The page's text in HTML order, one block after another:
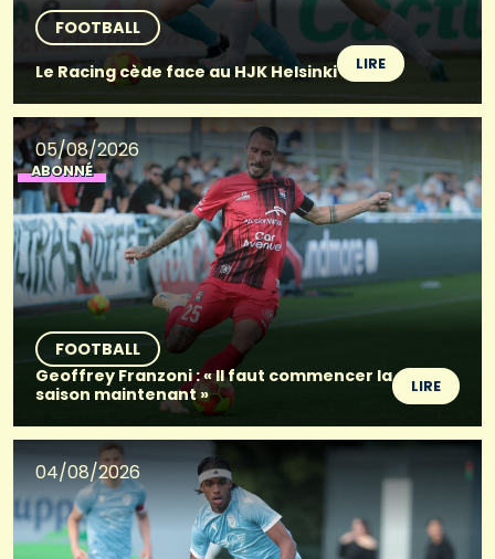
FOOTBALL
Le Racing cède face au HJK Helsinki
LIRE
05/08/2026
ABONNÉ
FOOTBALL
Geoffrey Franzoni : « Il faut commencer la
saison maintenant »
LIRE
04/08/2026